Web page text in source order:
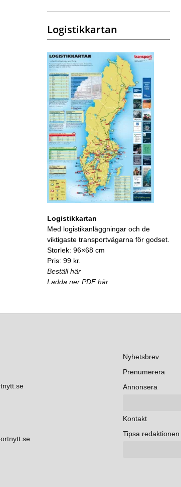
Logistikkartan
Logistikkartan
Med logistikanläggningar och de
viktigaste transportvägarna för godset.
Storlek: 96×68 cm
Pris: 99 kr.
Beställ här
Ladda ner PDF här
Nyhetsbrev
Prenumerera
Annonsera
Kontakt
Tipsa redaktionen